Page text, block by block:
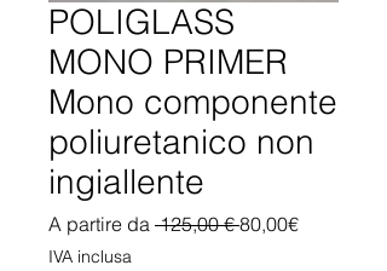
POLIGLASS
MONO PRIMER
Mono componente
poliuretanico non
ingiallente
A partire da 125,00 € Prezzo
80,00€Prezzo
IVA inclusa